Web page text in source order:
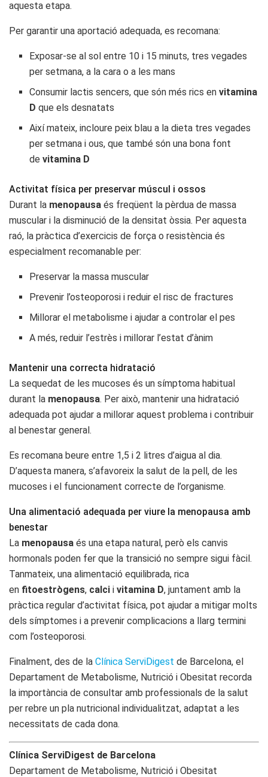
aquesta etapa.
Per garantir una aportació adequada, es recomana:
Exposar-se al sol entre 10 i 15 minuts, tres vegades
per setmana, a la cara o a les mans
Consumir lactis sencers, que són més rics envitamina
D que els desnatats
Així mateix, incloure peix blau a la dieta tres vegades
per setmana i ous, que també són una bona font
devitamina D
Activitat física per preservar múscul i ossos
Durant la menopausa és freqüent la pèrdua de massa
muscular i la disminució de la densitat òssia. Per aquesta
raó, la pràctica d’exercicis de força o resistència és
especialment recomanable per:
Preservar la massa muscular
Prevenir l’osteoporosi i reduir el risc de fractures
Millorar el metabolisme i ajudar a controlar el pes
A més, reduir l’estrès i millorar l’estat d’ànim
Mantenir una correcta hidratació
La sequedat de les mucoses és un símptoma habitual
durant la menopausa. Per això, mantenir una hidratació
adequada pot ajudar a millorar aquest problema i contribuir
al benestar general.
Es recomana beure entre 1,5 i 2 litres d’aigua al dia.
D’aquesta manera, s’afavoreix la salut de la pell, de les
mucoses i el funcionament correcte de l’organisme.
Una alimentació adequada per viure la menopausa amb
benestar
La menopausa és una etapa natural, però els canvis
hormonals poden fer que la transició no sempre sigui fàcil.
Tanmateix, una alimentació equilibrada, rica
en fitoestrògens, calci i vitamina D, juntament amb la
pràctica regular d’activitat física, pot ajudar a mitigar molts
dels símptomes i a prevenir complicacions a llarg termini
com l’osteoporosi.
Finalment, des de la Clínica ServiDigest de Barcelona, el
Departament de Metabolisme, Nutrició i Obesitat recorda
la importància de consultar amb professionals de la salut
per rebre un pla nutricional individualitzat, adaptat a les
necessitats de cada dona.
Clínica ServiDigest de Barcelona
Departament de Metabolisme, Nutrició i Obesitat